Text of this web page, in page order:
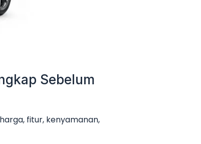
Sebelum
fitur, kenyamanan,